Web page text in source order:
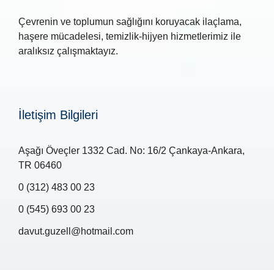
Çevrenin ve toplumun sağlığını koruyacak ilaçlama,
haşere mücadelesi, temizlik-hijyen hizmetlerimiz ile
aralıksız çalışmaktayız.
İletişim Bilgileri
Aşağı Öveçler 1332 Cad. No: 16/2 Çankaya-Ankara,
TR 06460
0 (312) 483 00 23
0 (545) 693 00 23
davut.guzell@hotmail.com